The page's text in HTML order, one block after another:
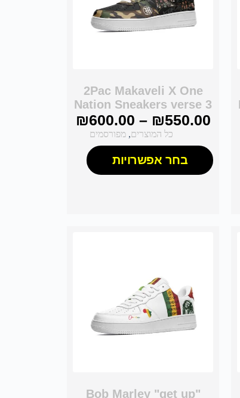
2Pac Makaveli X One
Nation Sneakers verse 3
₪550.00
–
₪600.00
כל המוצרים,מפורסמים
בחר אפשרויות
Bob Marley "get up"